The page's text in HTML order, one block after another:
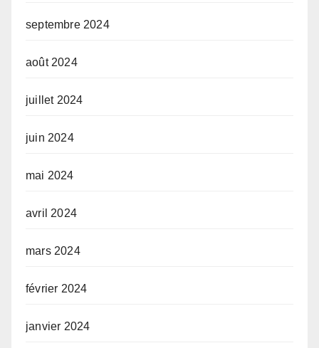
septembre 2024
août 2024
juillet 2024
juin 2024
mai 2024
avril 2024
mars 2024
février 2024
janvier 2024